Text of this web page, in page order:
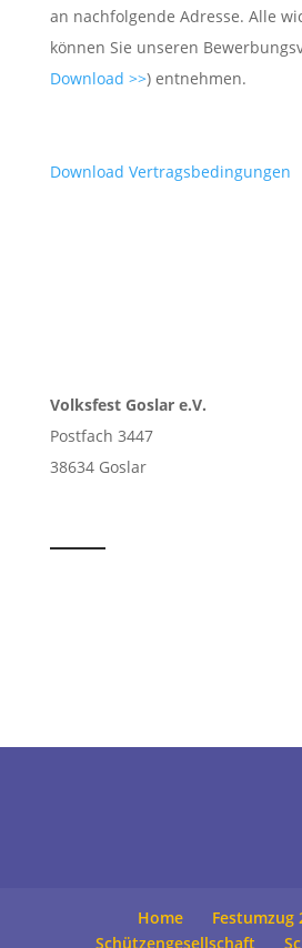
an nachfolgende Adresse. Alle
können Sie unseren
Download >>) entnehmen.
Download Vertragsbedingungen
Volksfest Goslar e.V.
Postfach 3447
38634 Goslar
Home
Festumzug
Schützengesellschaft